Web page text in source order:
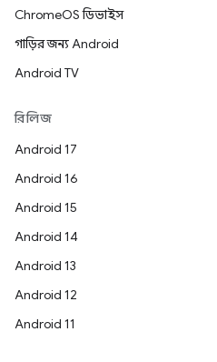
ChromeOS ডিভাইস
গাড়ির জন্য Android
Android TV
রিলিজ
Android 17
Android 16
Android 15
Android 14
Android 13
Android 12
Android 11